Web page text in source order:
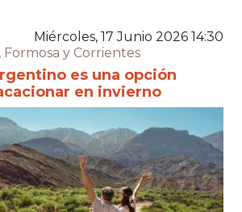
Miércoles, 17 Junio 2026 14:30
Formosa y Corrientes
es una opción
en invierno